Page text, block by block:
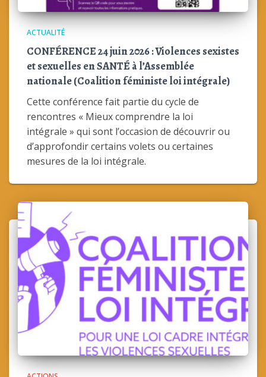
ACTUALITÉ
CONFÉRENCE 24 juin 2026 : Violences sexistes
et sexuelles en SANTÉ à l’Assemblée
nationale (Coalition féministe loi intégrale)
Cette conférence fait partie du cycle de
rencontres « Mieux comprendre la loi
intégrale » qui sont l’occasion de découvrir ou
d’approfondir certains volets ou certaines
mesures de la loi intégrale.